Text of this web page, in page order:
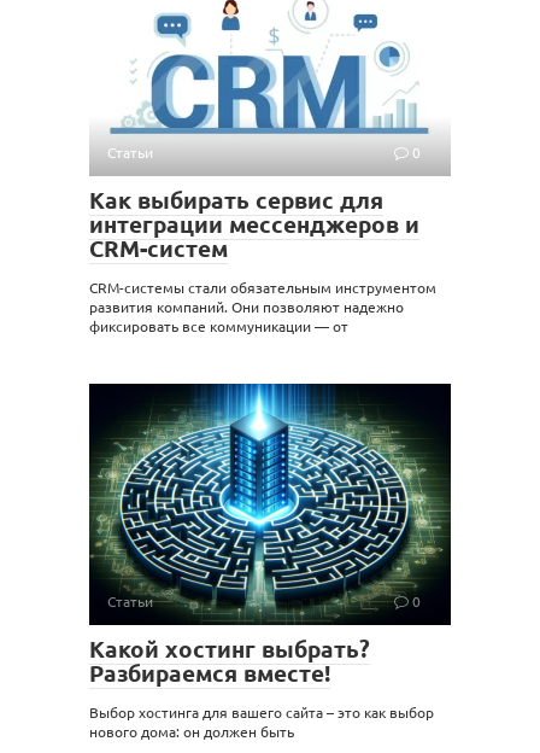
Статьи 0
Как выбирать сервис для
интеграции мессенджеров и
CRM-систем
CRM-системы стали обязательным инструментом
развития компаний. Они позволяют надежно
фиксировать все коммуникации — от
Статьи 0
Какой хостинг выбрать?
Разбираемся вместе!
Выбор хостинга для вашего сайта – это как выбор
нового дома: он должен быть